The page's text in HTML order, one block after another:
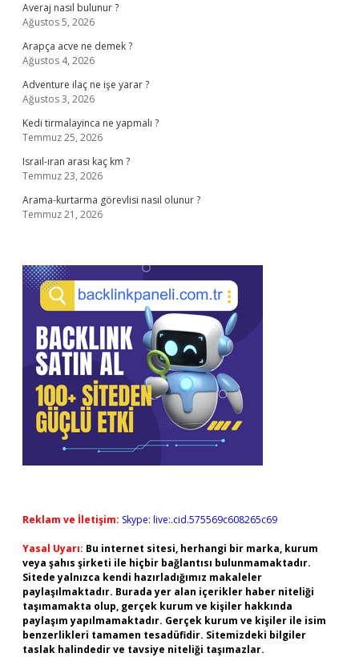
Averaj nasıl bulunur ?
Ağustos 5, 2026
Arapça acve ne demek ?
Ağustos 4, 2026
Adventure ilaç ne işe yarar ?
Ağustos 3, 2026
Kedi tirmalayinca ne yapmalı ?
Temmuz 25, 2026
Israıl-ıran arası kaç km ?
Temmuz 23, 2026
Arama-kurtarma görevlisi nasıl olunur ?
Temmuz 21, 2026
Reklam ve İletişim: Skype: live:.cid.575569c608265c69
Yasal Uyarı: Bu internet sitesi, herhangi bir marka, kurum
veya şahıs şirketi ile hiçbir bağlantısı bulunmamaktadır.
Sitede yalnızca kendi hazırladığımız makaleler
paylaşılmaktadır. Burada yer alan içerikler haber niteliği
taşımamakta olup, gerçek kurum ve kişiler hakkında
paylaşım yapılmamaktadır. Gerçek kurum ve kişiler ile isim
benzerlikleri tamamen tesadüfidir. Sitemizdeki bilgiler
taslak halindedir ve tavsiye niteliği taşımazlar.